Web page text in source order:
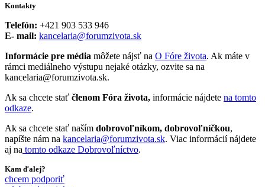
Kontakty
Telefón: +421 903 533 946
E- mail: kancelaria@forumzivota.sk
Informácie pre média môžete nájsť na O Fóre života. Ak máte v
rámci mediálneho výstupu nejaké otázky, ozvite sa na
kancelaria@forumzivota.sk.
Ak sa chcete stať členom Fóra života, informácie nájdete na tomto
odkaze.
Ak sa chcete stať naším dobrovoľníkom, dobrovoľníčkou,
napíšte nám na kancelaria@forumzivota.sk. Viac informácií nájdete
aj na tomto odkaze Dobrovoľníctvo.
Kam ďalej?
chcem podporiť